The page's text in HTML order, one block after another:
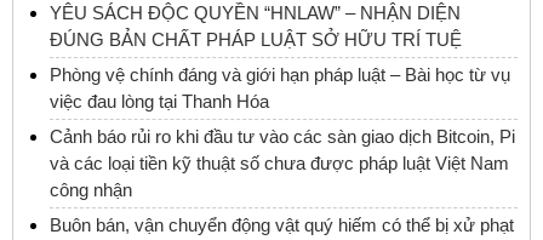
YÊU SÁCH ĐỘC QUYỀN “HNLAW” – NHẬN DIỆN
ĐÚNG BẢN CHẤT PHÁP LUẬT SỞ HỮU TRÍ TUỆ
Phòng vệ chính đáng và giới hạn pháp luật – Bài học từ vụ
việc đau lòng tại Thanh Hóa
Cảnh báo rủi ro khi đầu tư vào các sàn giao dịch Bitcoin, Pi
và các loại tiền kỹ thuật số chưa được pháp luật Việt Nam
công nhận
Buôn bán, vận chuyển động vật quý hiếm có thể bị xử phạt